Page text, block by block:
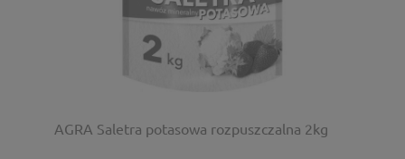
AGRA Saletra potasowa rozpuszczalna 2kg